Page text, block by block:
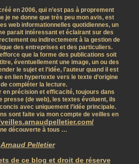
en 2006, qui n’est pas à proprement
je ne donne que très peu mon avis, est
web informationnelles quotidiennes, un
parait intéressant et éclairant sur des
ou indirectement à la gestion de
des entreprises et des particuliers.
que la forme des publications soit
éventuellement une image, un ou des
le sujet et l’idée, l’auteur quand il est
en lien hypertexte vers le texte d’origine
compléter la lecture.
en précision et efficacité, toujours dans
presse (de web), les textes évoluent, ils
avec uniquement l’idée principale.
sont faite via mon compte de veilles en
découverte à tous …
Arnaud Pelletier
de ce blog et droit de réserve